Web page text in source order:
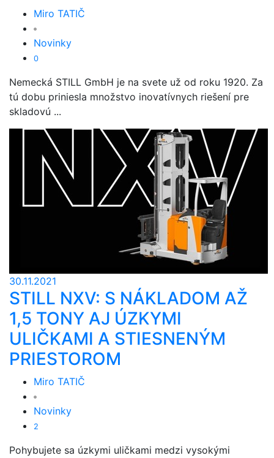
Miro TATIČ
Novinky
0
Nemecká STILL GmbH je na svete už od roku 1920. Za
tú dobu priniesla množstvo inovatívnych riešení pre
skladovú ...
30.11.2021
STILL NXV: S NÁKLADOM AŽ
1,5 TONY AJ ÚZKYMI
ULIČKAMI A STIESNENÝM
PRIESTOROM
Miro TATIČ
Novinky
2
Pohybujete sa úzkymi uličkami medzi vysokými